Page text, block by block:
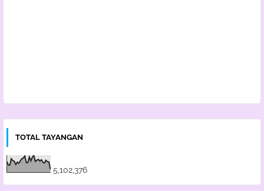
TOTAL TAYANGAN
5,102,376